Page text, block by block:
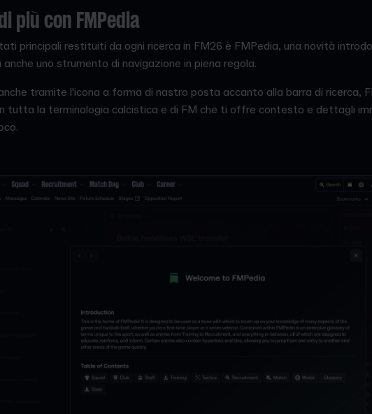
più con FMPedia
principali restituiti da ogni ricerca in FM26 è FMPedia, una novità
uno strumento di navigazione in piena regola.
tramite l'icona a forma di nastro posta accanto alla barra di ricerca,
tutta la terminologia calcistica e di FM che ti offre contesto e dettagli